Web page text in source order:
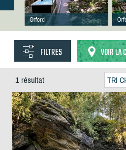
Orford
FILTRES VOIR LA
1 résultat TRI